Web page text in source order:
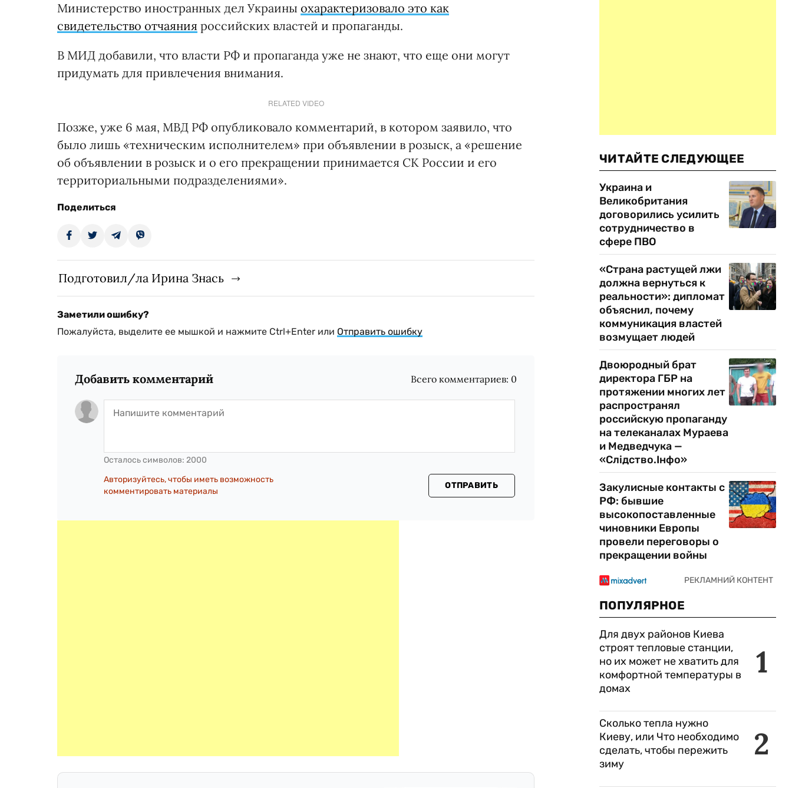
Министерство иностранных дел Украины охарактеризовало это как
свидетельство отчаяния российских властей и пропаганды.
В МИД добавили, что власти РФ и пропаганда уже не знают, что еще они могут
придумать для привлечения внимания.
RELATED VIDEO
Позже, уже 6 мая, МВД РФ опубликовало комментарий, в котором заявило, что
было лишь «техническим исполнителем» при объявлении в розыск, а «решение
об объявлении в розыск и о его прекращении принимается СК России и его
территориальными подразделениями».
Поделиться
Подготовил/ла Ирина Знась
Заметили ошибку?
Пожалуйста, выделите ее мышкой и нажмите Ctrl+Enter или Отправить ошибку
Добавить комментарий Всего комментариев: 0
Осталось символов: 2000
Авторизуйтесь, чтобы иметь возможность
комментировать материалы
ОТПРАВИТЬ
ЧИТАЙТЕ СЛЕДУЮЩЕЕ
Украина и
Великобритания
договорились усилить
сотрудничество в
сфере ПВО
«Страна растущей лжи
должна вернуться к
реальности»: дипломат
объяснил, почему
коммуникация властей
возмущает людей
Двоюродный брат
директора ГБР на
протяжении многих лет
распространял
российскую пропаганду
на телеканалах Мураева
и Медведчука —
«Слідство.Інфо»
Закулисные контакты с
РФ: бывшие
высокопоставленные
чиновники Европы
провели переговоры о
прекращении войны
ПОПУЛЯРНОЕ
1
Для двух районов Киева
строят тепловые станции,
но их может не хватить для
комфортной температуры в
домах
2
Сколько тепла нужно
Киеву, или Что необходимо
сделать, чтобы пережить
зиму